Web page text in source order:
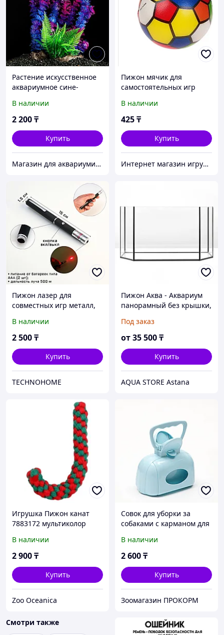
Растение искусственное
аквариумное сине-
см
В наличии
2 200₸
Купить
Магазин для аквариумистов aqua04
Пижон мячик для
самостоятельных игр
В наличии
425₸
Купить
Интернет магазин игрушек poopsik.kz
Пижон лазер для
совместных игр металл,
В наличии
2 500₸
Купить
TECHNOHOME
Пижон Аква - Аквариум
панорамный без крышки,
Под заказ
от35 500₸
Купить
AQUA STORE Astana
Игрушка Пижон канат
7883172 мультиколор
В наличии
2 900₸
Купить
Zoo Oceanica
Совок для уборки за
собаками с карманом для
В наличии
2 600₸
Купить
Зоомагазин ПРОКОРМ
Смотри также